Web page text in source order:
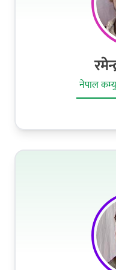
नेपाल